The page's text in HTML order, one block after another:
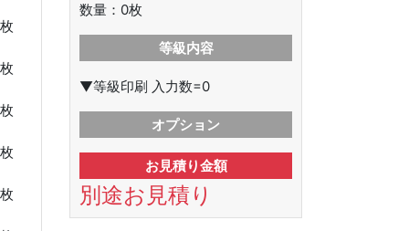
枚
枚
枚
枚
枚
数量： 0枚
等級内容
▼等級印刷 入力数=0
オプション
お見積り金額
別途お見積り